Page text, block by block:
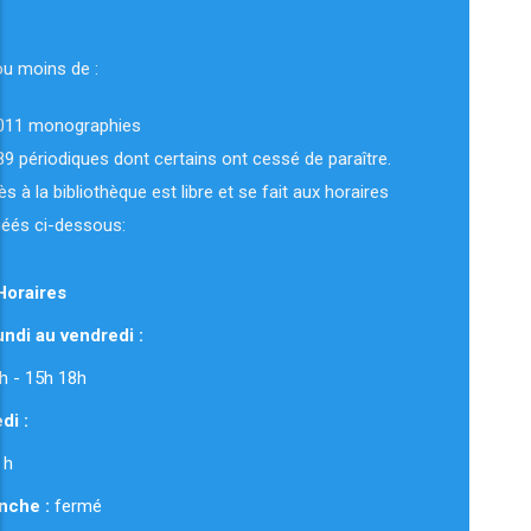
moins de :
monographies
périodiques dont certains ont cessé de paraître.
à la bibliothèque est libre et se fait aux horaires
ci-dessous:
au vendredi :
12h - 15h 18h
:
: fermé